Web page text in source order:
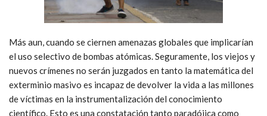
Más aun, cuando se ciernen amenazas globales que implicarían
el uso selectivo de bombas atómicas. Seguramente, los viejos y
nuevos crímenes no serán juzgados en tanto la matemática del
exterminio masivo es incapaz de devolver la vida a las millones
de víctimas en la instrumentalización del conocimiento
científico. Esto es una constatación tanto paradójica como